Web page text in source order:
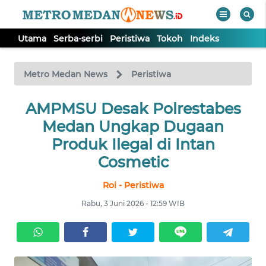
Utama Serba-serbi Peristiwa Tokoh Indeks
Metro Medan News Peristiwa
AMPMSU Desak Polrestabes
Medan Ungkap Dugaan
Produk Ilegal di Intan
Cosmetic
Roi - Peristiwa
Rabu, 3 Juni 2026 - 12:59 WIB
TV
Tutup
UTAMA
TOKOH